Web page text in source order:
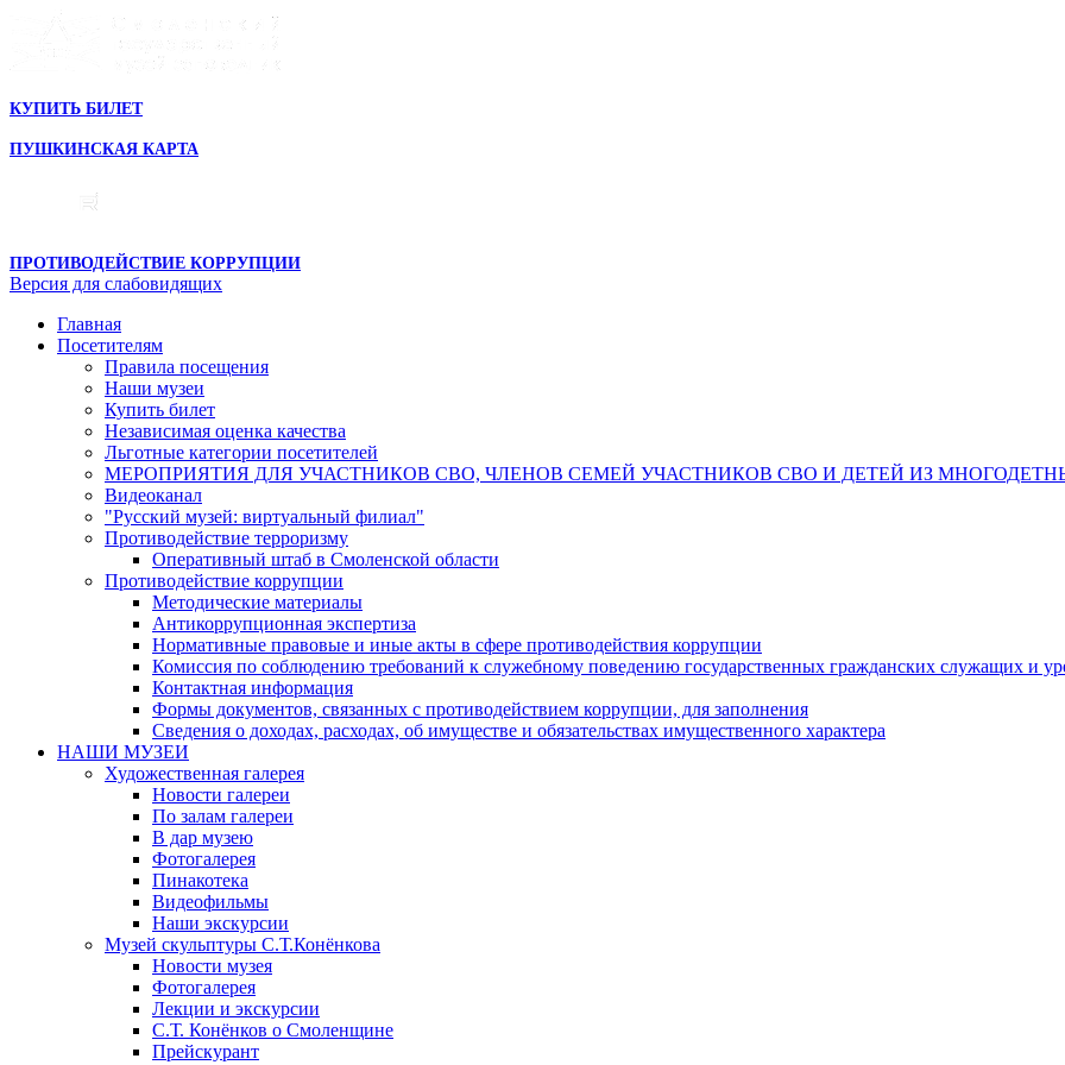
КУПИТЬ БИЛЕТ
ПУШКИНСКАЯ КАРТА
ПРОТИВОДЕЙСТВИЕ КОРРУПЦИИ
Версия для слабовидящих
Главная
Посетителям
Правила посещения
Наши музеи
Купить билет
Независимая оценка качества
Льготные категории посетителей
МЕРОПРИЯТИЯ ДЛЯ УЧАСТНИКОВ СВО, ЧЛЕНОВ СЕМЕЙ УЧАСТНИКОВ СВО И ДЕТЕЙ ИЗ
Видеоканал
"Русский музей: виртуальный филиал"
Противодействие терроризму
Оперативный штаб в Смоленской области
Противодействие коррупции
Методические материалы
Антикоррупционная экспертиза
Нормативные правовые и иные акты в сфере противодействия коррупции
Комиссия по соблюдению требований к служебному поведению государственных гражданских служащих и
Контактная информация
Формы документов, связанных с противодействием коррупции, для заполнения
Сведения о доходах, расходах, об имуществе и обязательствах имущественного характера
НАШИ МУЗЕИ
Художественная галерея
Новости галереи
По залам галереи
В дар музею
Фотогалерея
Пинакотека
Видеофильмы
Наши экскурсии
Музей скульптуры С.Т.Конёнкова
Новости музея
Фотогалерея
Лекции и экскурсии
С.Т. Конёнков о Смоленщине
Прейскурант